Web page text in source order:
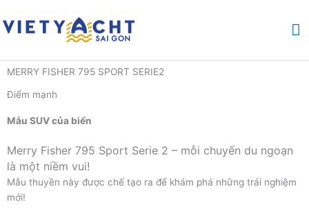
tới
nội
MERRY FISHER 795 SPORT SERIE2
Điểm mạnh
Mẫu SUV của biển
Merry Fisher 795 Sport Serie 2 – mỗi chuyến du ngoạn
là một niềm vui!
Mẫu thuyền này được chế tạo ra để khám phá những trái nghiệm
mới!